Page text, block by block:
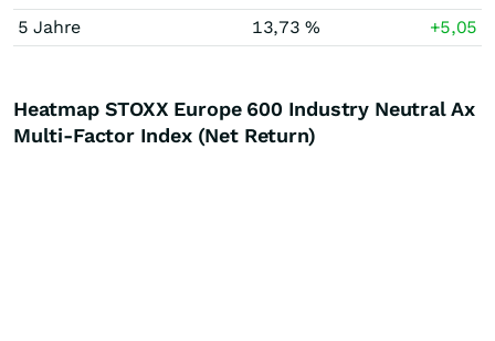
5 Jahre
13,73 % +5,05
Heatmap STOXX Europe 600 Industry Neutral Ax
Multi-Factor Index (Net Return)